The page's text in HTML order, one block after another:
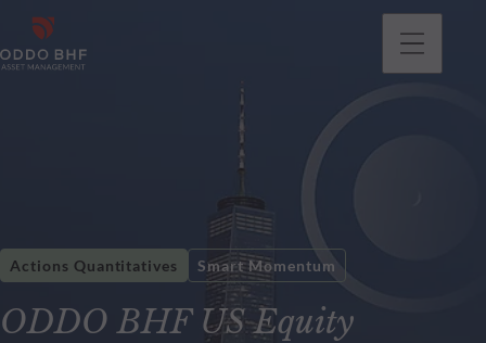
ODDO BHF US Equity
Actions Quantitatives Smart Momentum